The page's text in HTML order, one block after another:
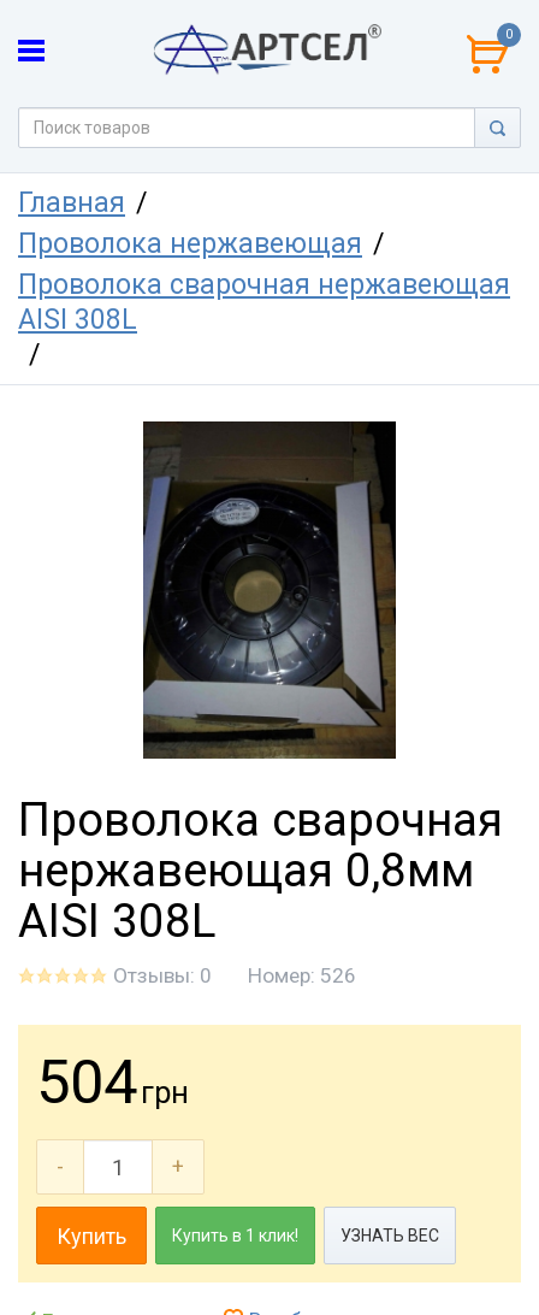
0
Главная
Проволока нержавеющая
Проволока сварочная нержавеющая
AISI 308L
Проволока сварочная
нержавеющая 0,8мм
AISI 308L
Отзывы: 0 Номер: 526
504грн
- +
Купить Купить в 1 клик! УЗНАТЬ ВЕС